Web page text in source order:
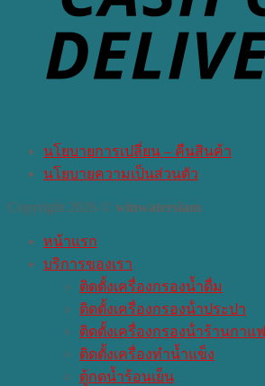
นโยบายการเปลี่ยน – คืนสินค้า
นโยบายความเป็นส่วนตัว
Copyright 2026 © winwatersiam
หน้าแรก
บริการของเรา
ติดตั้งเครื่องกรองน้ำดื่ม
ติดตั้งเครื่องกรองน้ําประปา
ติดตั้งเครื่องกรองน้ําร้านกาแฟ
ติดตั้งเครื่องทำน้ำแข็ง
ตู้กดน้ำร้อนเย็น